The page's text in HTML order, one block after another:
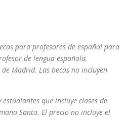
para profesores de español para
de lengua española,
Madrid. Las becas no incluyen
que incluye clases de
Santa. El precio no incluye el